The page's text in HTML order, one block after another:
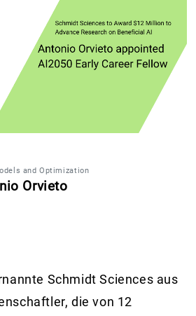
and Optimization
Orvieto
Schmidt Sciences aus
die von 12